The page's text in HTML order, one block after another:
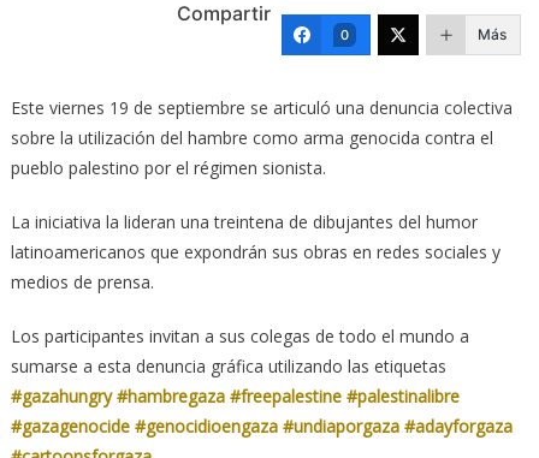
Compartir
0 Más
Este viernes 19 de septiembre se articuló una denuncia colectiva
sobre la utilización del hambre como arma genocida contra el
pueblo palestino por el régimen sionista.
La iniciativa la lideran una treintena de dibujantes del humor
latinoamericanos que expondrán sus obras en redes sociales y
medios de prensa.
Los participantes invitan a sus colegas de todo el mundo a
sumarse a esta denuncia gráfica utilizando las etiquetas
#gazahungry #hambregaza #freepalestine #palestinalibre
#gazagenocide #genocidioengaza #undiaporgaza #adayforgaza